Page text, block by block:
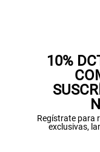
10%
Regístrate para
exclusivas,